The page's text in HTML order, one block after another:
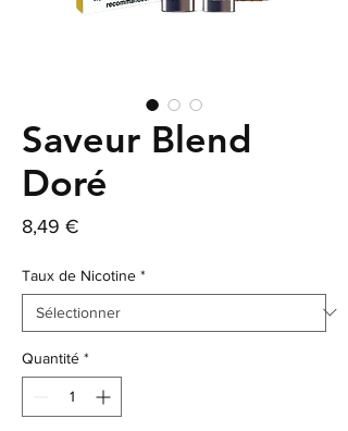
Saveur Blend
Doré
8,49 €
Taux de Nicotine *
Quantité *